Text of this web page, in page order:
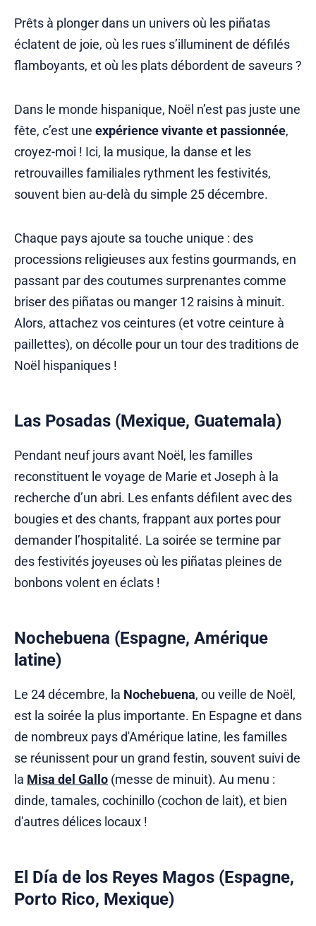
Prêts à plonger dans un univers où les piñatas
éclatent de joie, où les rues s’illuminent de défilés
flamboyants, et où les plats débordent de saveurs ?
Dans le monde hispanique, Noël n’est pas juste une
fête, c’est une expérience vivante et passionnée,
croyez-moi ! Ici, la musique, la danse et les
retrouvailles familiales rythment les festivités,
souvent bien au-delà du simple 25 décembre.
Chaque pays ajoute sa touche unique : des
processions religieuses aux festins gourmands, en
passant par des coutumes surprenantes comme
briser des piñatas ou manger 12 raisins à minuit.
Alors, attachez vos ceintures (et votre ceinture à
paillettes), on décolle pour un tour des traditions de
Noël hispaniques !
Las Posadas (Mexique, Guatemala)
Pendant neuf jours avant Noël, les familles
reconstituent le voyage de Marie et Joseph à la
recherche d’un abri. Les enfants défilent avec des
bougies et des chants, frappant aux portes pour
demander l’hospitalité. La soirée se termine par
des festivités joyeuses où les piñatas pleines de
bonbons volent en éclats !
Nochebuena (Espagne, Amérique
latine)
Le 24 décembre, la Nochebuena, ou veille de Noël,
est la soirée la plus importante. En Espagne et dans
de nombreux pays d'Amérique latine, les familles
se réunissent pour un grand festin, souvent suivi de
la Misa del Gallo (messe de minuit). Au menu :
dinde, tamales, cochinillo (cochon de lait), et bien
d'autres délices locaux !
El Día de los Reyes Magos (Espagne,
Porto Rico, Mexique)